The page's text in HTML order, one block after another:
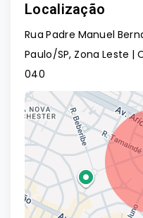
Localização
Rua Padre Manuel
Paulo/SP, Zona Leste |
040